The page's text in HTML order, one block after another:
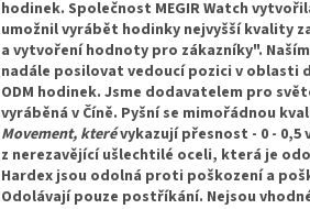
hodinek. Společnost MEGIR Watch
umožnil vyrábět hodinky nejvyšší kvality
a vytvoření hodnoty pro zákazníky".
nadále posilovat vedoucí pozici v oblasti
ODM hodinek. Jsme dodavatelem pro
vyráběná v Číně. Pyšní se mimořádnou
Movement, kterévykazují přesnost - 0 -
z nerezavějící ušlechtilé oceli, která je
Hardex jsou odolná proti poškození a
Odolávají pouze postříkání. Nejsou